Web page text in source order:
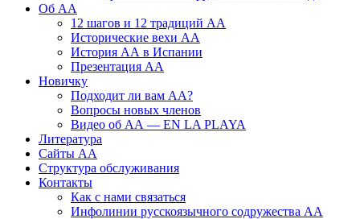
Об АА
12 шагов и 12 традиций АА
Исторические вехи АА
История АА в Испании
Презентация АА
Новичку
Подходит ли вам АА?
Вопросы новых членов
Видео об АА — EN LA PLAYA
Литература
Сайты АА
Структура обслуживания
Контакты
Как с нами связаться
Инфолинии русскоязычного содружества АА